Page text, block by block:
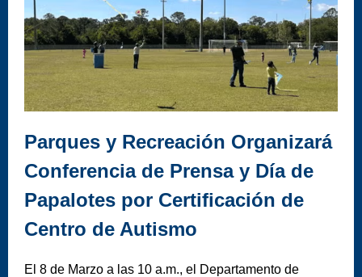
Parques y Recreación Organizará
Conferencia de Prensa y Día de
Papalotes por Certificación de
Centro de Autismo
El 8 de Marzo a las 10 a.m., el Departamento de